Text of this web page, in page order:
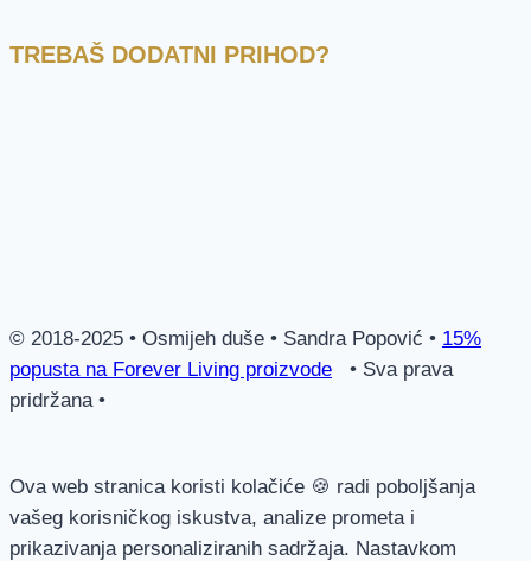
TREBAŠ DODATNI PRIHOD?
© 2018-2025 • Osmijeh duše • Sandra Popović • 15%
popusta na Forever Living proizvode • Sva prava
pridržana •
Ova web stranica koristi kolačiće 🍪 radi poboljšanja
vašeg korisničkog iskustva, analize prometa i
prikazivanja personaliziranih sadržaja. Nastavkom